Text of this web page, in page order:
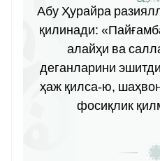
Абу Ҳурайра
қилинади:
алайҳи ва
деганларини
ҳаж қилса-ю,
фосиқлик